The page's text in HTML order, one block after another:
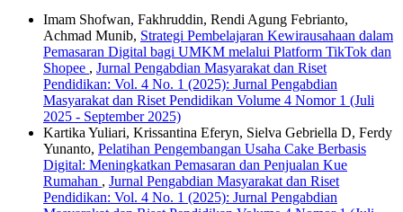
Imam Shofwan, Fakhruddin, Rendi Agung Febrianto,
Achmad Munib, Strategi Pembelajaran Kewirausahaan dalam
Pemasaran Digital bagi UMKM melalui Platform TikTok dan
Shopee , Jurnal Pengabdian Masyarakat dan Riset
Pendidikan: Vol. 4 No. 1 (2025): Jurnal Pengabdian
Masyarakat dan Riset Pendidikan Volume 4 Nomor 1 (Juli
2025 - September 2025)
Kartika Yuliari, Krissantina Eferyn, Sielva Gebriella D, Ferdy
Yunanto, Pelatihan Pengembangan Usaha Cake Berbasis
Digital: Meningkatkan Pemasaran dan Penjualan Kue
Rumahan , Jurnal Pengabdian Masyarakat dan Riset
Pendidikan: Vol. 4 No. 1 (2025): Jurnal Pengabdian